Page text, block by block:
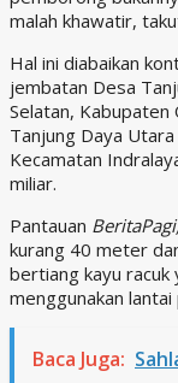
malah khawatir,
Hal ini diabaikan
jembatan Desa
Selatan, Kabupaten
Tanjung Daya
Kecamatan
miliar.
Pantauan BeritaPagi,
kurang 40 meter
bertiang kayu racuk
menggunakan
Baca Juga: